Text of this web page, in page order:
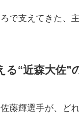
で支えてきた、
る“近森大佐”
藤輝選手が、ど